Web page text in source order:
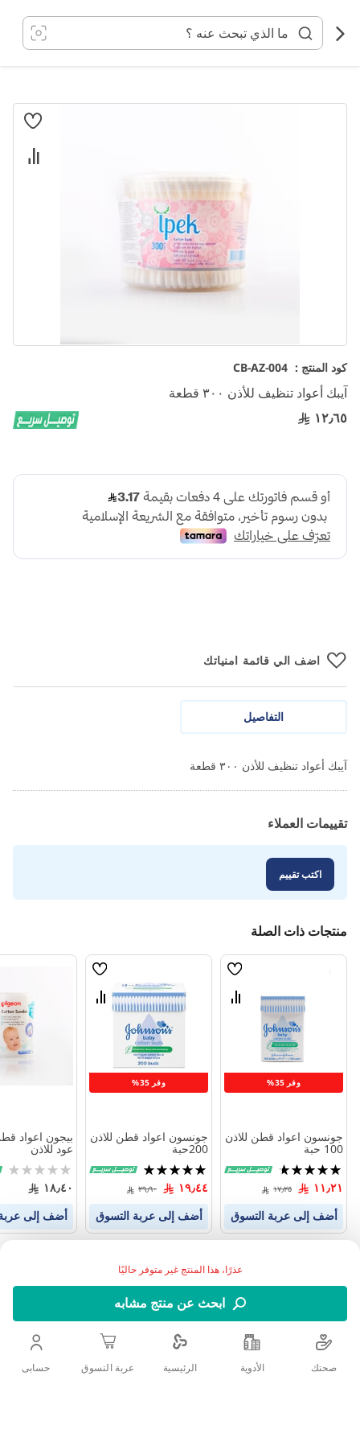
المحتوى
كود المنتج : CB-AZ-004
آيبك أعواد تنظيف للأذن ٣٠٠ قطعة
١٢٫٦٥
عذرًا، هذا المنتج غير متوفر حاليًا
ابحث عن منتج مشابه
اضف الي قائمة امنياتك
انتقل
تخطي
إلى
بداية
معرض
التفاصيل
آيبك أعواد تنظيف للأذن ٣٠٠ قطعة
تقييمات العملاء
اكتب تقييم
منتجات ذات الصلة
وفر 35%
قائمة
قارن
جونسون اعواد قطن للاذن
100 حبة
تقييم:
93%
١١٫٢١ ١٧٫٢٥
أضف إلى عربة التسوق
وفر 35%
قائمة
قارن
جونسون اعواد قطن للاذن
200حبة
تقييم:
100%
١٩٫٤٤ ٢٩٫٩٠
أضف إلى عربة التسوق
عود للاذن
Rating:
0%
١٨٫٤٠
أضف إلى
صحتك الأدوية الرئيسية عربة التسوق حسابى